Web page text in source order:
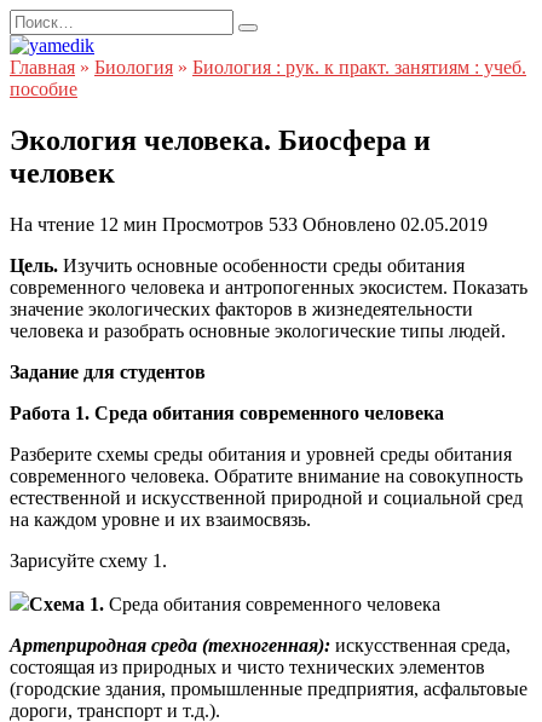
Перейти
к
содержанию
Search
for:
Главная » Биология » Биология : рук. к практ. занятиям : учеб.
пособие
Экология человека. Биосфера и
человек
На чтение 12 мин Просмотров 533 Обновлено 02.05.2019
Цель. Изучить основные особенности среды обитания
современного человека и антропогенных экосистем. Показать
значение экологических факторов в жизнедеятельности
человека и разобрать основные экологические типы людей.
Задание для студентов
Работа 1. Среда обитания современного человека
Разберите схемы среды обитания и уровней среды обитания
современного человека. Обратите внимание на совокупность
естественной и искусственной природной и социальной сред
на каждом уровне и их взаимосвязь.
Зарисуйте схему 1.
Схема 1. Среда обитания современного человека
Артеприродная среда (техногенная): искусственная среда,
состоящая из природных и чисто технических элементов
(городские здания, промышленные предприятия, асфальтовые
дороги, транспорт и т.д.).